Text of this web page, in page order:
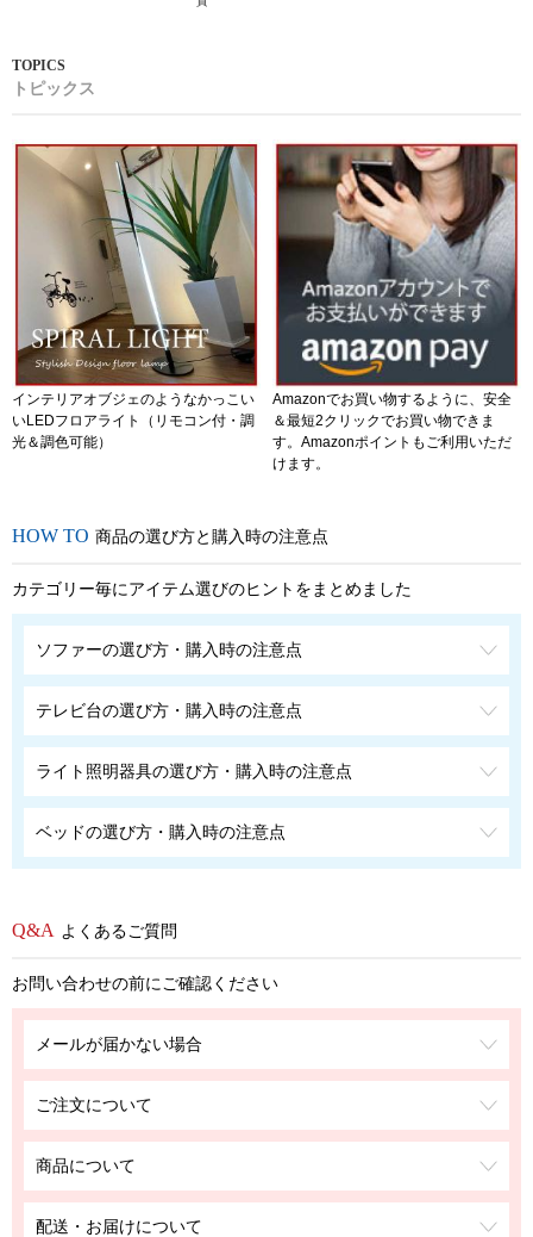
トピックス
インテリアオブジェのようなかっこい
いLEDフロアライト（リモコン付・調
光＆調色可能）
Amazonでお買い物するように、安全
＆最短2クリックでお買い物できま
す。Amazonポイントもご利用いただ
けます。
商品の選び方と購入時の注意点
カテゴリー毎にアイテム選びのヒントをまとめました
ソファーの選び方・購入時の注意点
テレビ台の選び方・購入時の注意点
ライト照明器具の選び方・購入時の注意点
ベッドの選び方・購入時の注意点
よくあるご質問
お問い合わせの前にご確認ください
メールが届かない場合
ご注文について
商品について
配送・お届けについて